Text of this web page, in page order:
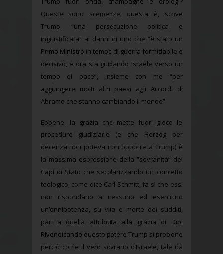
Queste sono scemenze, questa è, scrive
Trump, “una persecuzione politica e
ingiustificata” ai danni di uno che “è stato un
Primo Ministro in tempo di guerra formidabile e
decisivo, e ora sta guidando Israele verso un
tempo di pace”, insieme con me “per
aggiungere molti altri paesi agli Accordi di
Abramo che stanno cambiando il mondo”.
Ebbene, la grazia che mette fuori gioco le
procedure giudiziarie (e che Herzog per
decenza non poteva non opporre a Trump) è
la massima espressione della “sovranità” dei
Capi di Stato che secolarizzando un concetto
teologico, come dice Carl Schmitt, fa sì che essi
non rispondano a nessuno ed esercitino
un’onnipotenza, su vita e morte dei sudditi,
pari a quella attribuita alla grazia di Dio.
Rivendicando questo potere Trump si propone
perciò come il vero sovrano d’Israele, tale da